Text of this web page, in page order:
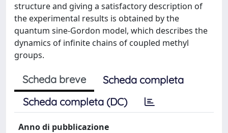
structure and giving a satisfactory description of
the experimental results is obtained by the
quantum sine-Gordon model, which describes the
dynamics of infinite chains of coupled methyl
groups.
Scheda breve
Scheda completa
Scheda completa (DC)
Anno di pubblicazione